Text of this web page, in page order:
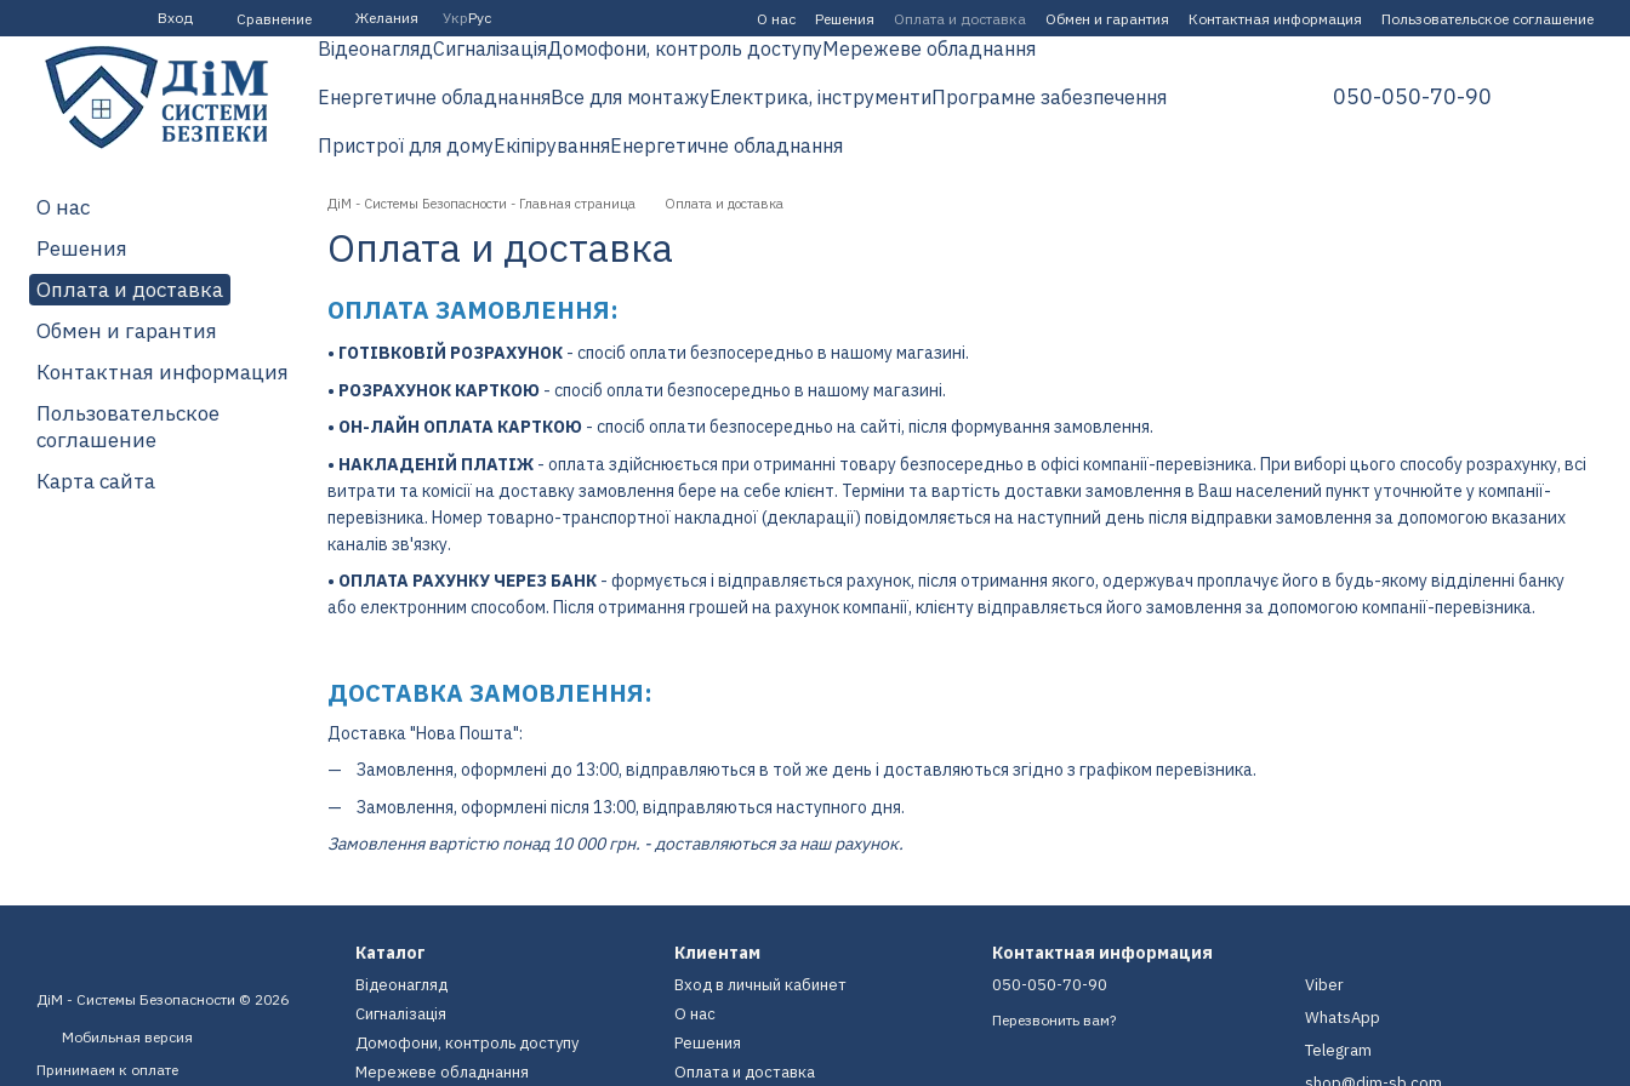
Перейти к основному контенту
Вход Сравнение Желания УкрРус О нас Решения Оплата и доставка Обмен и гарантия Контактная информация Пользовательское соглашение
ВідеонаглядСигналізаціяДомофони, контроль доступуМережеве обладнання
Енергетичне обладнанняВсе для монтажуЕлектрика, інструментиПрограмне забезпечення
Пристрої для домуЕкіпіруванняЕнергетичне обладнання
050-050-70-90
ДіМ - Системы Безопасности - Главная страница Оплата и доставка
Оплата и доставка
ОПЛАТА ЗАМОВЛЕННЯ:
• ГОТІВКОВІЙ РОЗРАХУНОК - спосіб оплати безпосередньо в нашому магазині.
• РОЗРАХУНОК КАРТКОЮ - спосіб оплати безпосередньо в нашому магазині.
• ОН-ЛАЙН ОПЛАТА КАРТКОЮ - спосіб оплати безпосередньо на сайті, після формування замовлення.
• НАКЛАДЕНІЙ ПЛАТІЖ - оплата здійснюється при отриманні товару безпосередньо в офісі компанії-перевізника. При виборі цього способу розрахунку, всі
витрати та комісії на доставку замовлення бере на себе клієнт. Терміни та вартість доставки замовлення в Ваш населений пункт уточнюйте у компанії-
перевізника. Номер товарно-транспортної накладної (декларації) повідомляється на наступний день після відправки замовлення за допомогою вказаних
каналів зв'язку.
• ОПЛАТА РАХУНКУ ЧЕРЕЗ БАНК - формується і відправляється рахунок, після отримання якого, одержувач проплачує його в будь-якому відділенні банку
або електронним способом. Після отримання грошей на рахунок компанії, клієнту відправляється його замовлення за допомогою компанії-перевізника.
ДОСТАВКА ЗАМОВЛЕННЯ:
Доставка "Нова Пошта":
Замовлення, оформлені до 13:00, відправляються в той же день і доставляються згідно з графіком перевізника.
Замовлення, оформлені після 13:00, відправляються наступного дня.
Замовлення вартістю понад 10 000 грн. - доставляються за наш рахунок.
О нас
Решения
Оплата и доставка
Обмен и гарантия
Контактная информация
Пользовательское
соглашение
Карта сайта
ДіМ - Системы Безопасности © 2026
Мобильная версия
Принимаем к оплате
Каталог
Відеонагляд
Сигналізація
Домофони, контроль доступу
Мережеве обладнання
Клиентам
Вход в личный кабинет
О нас
Решения
Оплата и доставка
Контактная информация
050-050-70-90
Перезвонить вам?
Viber
WhatsApp
Telegram